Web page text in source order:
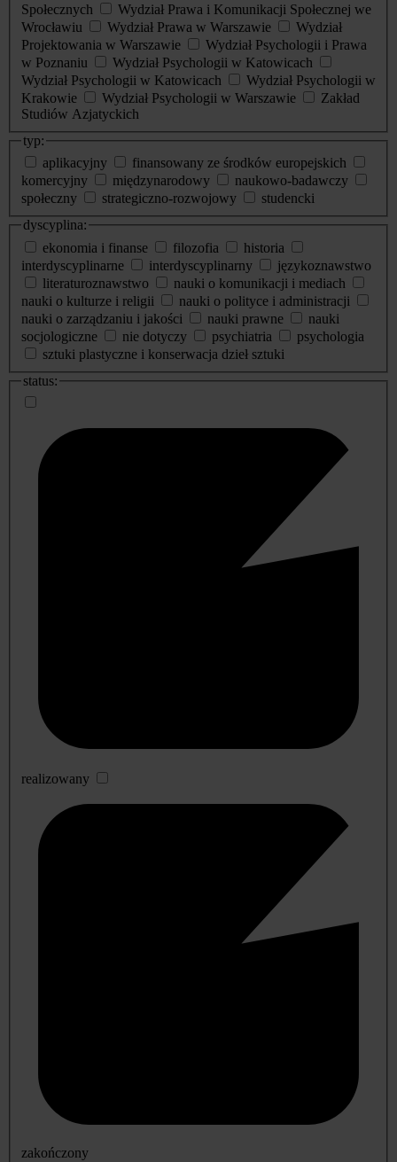
Społecznych
Wydział Prawa i Komunikacji Społecznej we
Wrocławiu
Wydział Prawa w Warszawie
Wydział
Projektowania w Warszawie
Wydział Psychologii i Prawa
w Poznaniu
Wydział Psychologii w Katowicach
Wydział Psychologii w Katowicach
Wydział Psychologii w
Krakowie
Wydział Psychologii w Warszawie
Zakład
Studiów Azjatyckich
typ:
aplikacyjny
finansowany ze środków europejskich
komercyjny
międzynarodowy
naukowo-badawczy
społeczny
strategiczno-rozwojowy
studencki
dyscyplina:
ekonomia i finanse
filozofia
historia
interdyscyplinarne
interdyscyplinarny
językoznawstwo
literaturoznawstwo
nauki o komunikacji i mediach
nauki o kulturze i religii
nauki o polityce i administracji
nauki o zarządzaniu i jakości
nauki prawne
nauki
socjologiczne
nie dotyczy psychiatria
psychologia
sztuki plastyczne i konserwacja dzieł sztuki
status:
realizowany
zakończony